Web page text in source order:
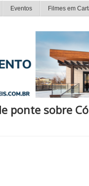
Eventos Filmes em
ponte sobre